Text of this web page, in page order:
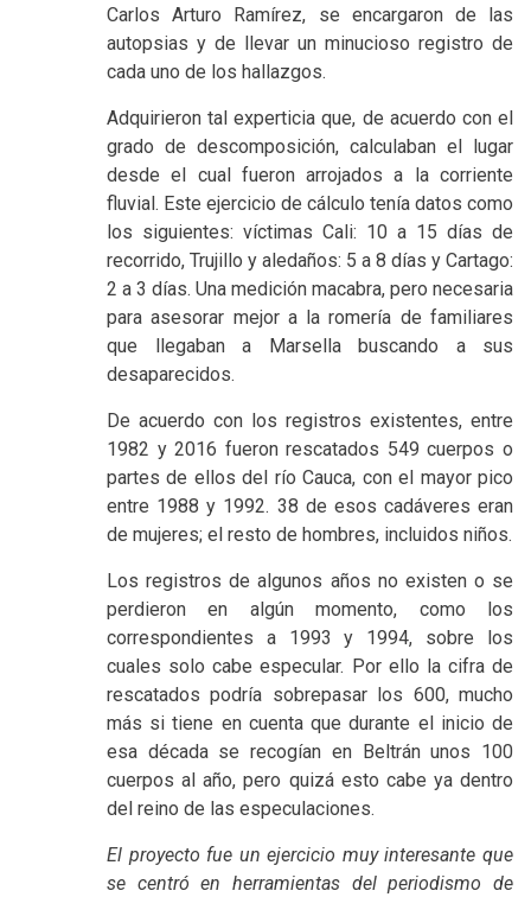
Carlos Arturo Ramírez, se encargaron de las
autopsias y de llevar un minucioso registro de
cada uno de los hallazgos.
Adquirieron tal experticia que, de acuerdo con el
grado de descomposición, calculaban el lugar
desde el cual fueron arrojados a la corriente
fluvial. Este ejercicio de cálculo tenía datos como
los siguientes: víctimas Cali: 10 a 15 días de
recorrido, Trujillo y aledaños: 5 a 8 días y Cartago:
2 a 3 días. Una medición macabra, pero necesaria
para asesorar mejor a la romería de familiares
que llegaban a Marsella buscando a sus
desaparecidos.
De acuerdo con los registros existentes, entre
1982 y 2016 fueron rescatados 549 cuerpos o
partes de ellos del río Cauca, con el mayor pico
entre 1988 y 1992. 38 de esos cadáveres eran
de mujeres; el resto de hombres, incluidos niños.
Los registros de algunos años no existen o se
perdieron en algún momento, como los
correspondientes a 1993 y 1994, sobre los
cuales solo cabe especular. Por ello la cifra de
rescatados podría sobrepasar los 600, mucho
más si tiene en cuenta que durante el inicio de
esa década se recogían en Beltrán unos 100
cuerpos al año, pero quizá esto cabe ya dentro
del reino de las especulaciones.
El proyecto fue un ejercicio muy interesante que
se centró en herramientas del periodismo de